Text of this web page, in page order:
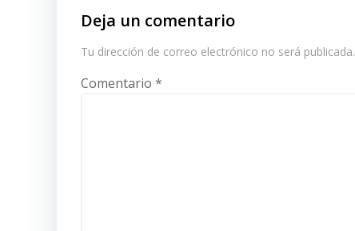
Deja un comentario
Tu dirección de correo electrónico no será publicada.
Comentario *